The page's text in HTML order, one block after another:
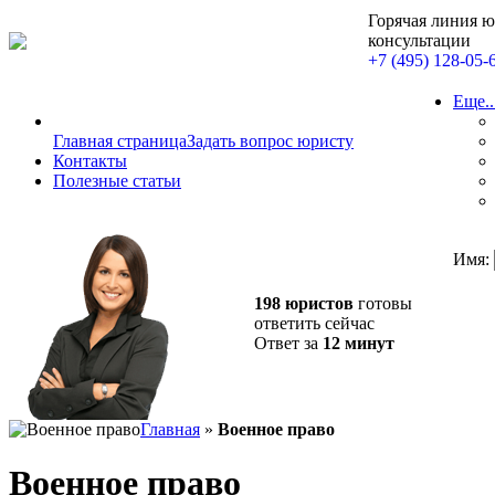
Горячая линия
консультации
+7 (495) 128-05-
Главная страницаЗадать вопрос юристу
Контакты
Полезные статьи
198 юристов готовы
ответить сейчас
Ответ за 12 минут
Имя:
Главная » Военное право
Военное право